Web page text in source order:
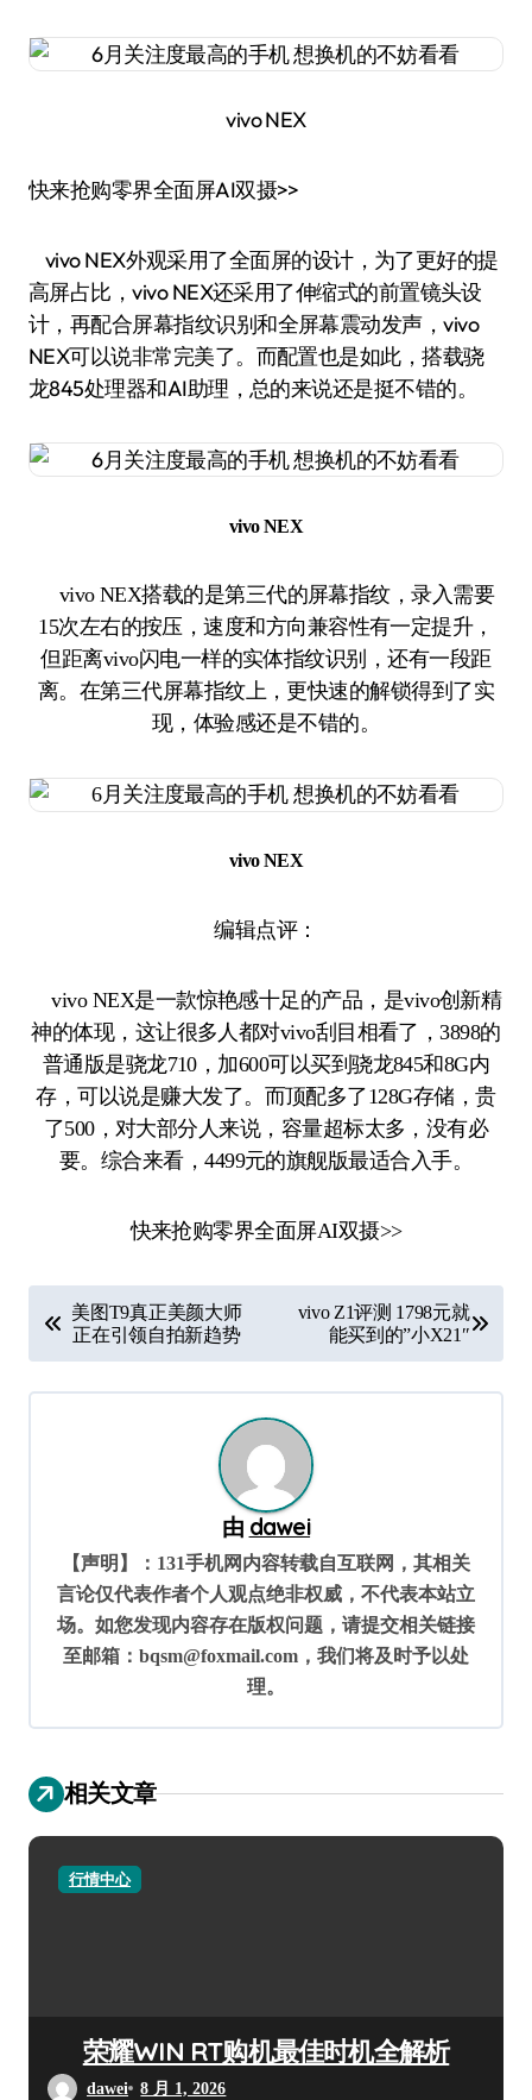
vivo NEX
快来抢购零界全面屏AI双摄>>
vivo NEX外观采用了全面屏的设计，为了更好的提
高屏占比，vivo NEX还采用了伸缩式的前置镜头设
计，再配合屏幕指纹识别和全屏幕震动发声，vivo
NEX可以说非常完美了。而配置也是如此，搭载骁
龙845处理器和AI助理，总的来说还是挺不错的。
vivo NEX
vivo NEX搭载的是第三代的屏幕指纹，录入需要
15次左右的按压，速度和方向兼容性有一定提升，
但距离vivo闪电一样的实体指纹识别，还有一段距
离。在第三代屏幕指纹上，更快速的解锁得到了实
现，体验感还是不错的。
vivo NEX
编辑点评：
vivo NEX是一款惊艳感十足的产品，是vivo创新精
神的体现，这让很多人都对vivo刮目相看了，3898的
普通版是骁龙710，加600可以买到骁龙845和8G内
存，可以说是赚大发了。而顶配多了128G存储，贵
了500，对大部分人来说，容量超标太多，没有必
要。综合来看，4499元的旗舰版最适合入手。
快来抢购零界全面屏AI双摄>>
章
导
美图T9真正美颜大师
正在引领自拍新趋势
vivo Z1评测 1798元就
能买到的”小X21″
由 dawei
【声明】：131手机网内容转载自互联网，其相关
言论仅代表作者个人观点绝非权威，不代表本站立
场。如您发现内容存在版权问题，请提交相关链接
至邮箱：bqsm@foxmail.com，我们将及时予以处
理。
相关文章
行情中心
荣耀WIN RT购机最佳时机全解析
dawei 8 月 1, 2026